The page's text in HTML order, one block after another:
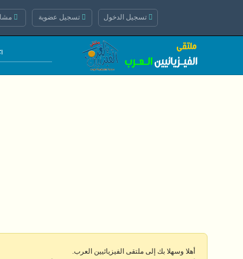
تسجيل الدخول تسجيل عضوية
أهلا وسهلا بك إلى ملتقى الفيزيائيين العرب.